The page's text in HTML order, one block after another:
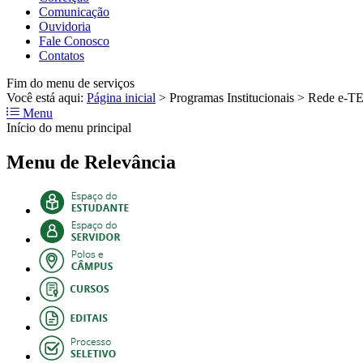
Comunicação
Ouvidoria
Fale Conosco
Contatos
Fim do menu de serviços
Você está aqui: Página inicial > Programas Institucionais > Rede e-
Menu
Início do menu principal
Menu de Relevância